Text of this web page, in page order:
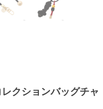
クションバッグチャ